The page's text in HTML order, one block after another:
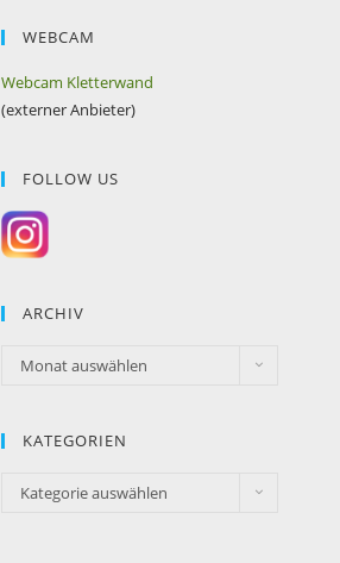
WEBCAM
Webcam Kletterwand
(externer Anbieter)
FOLLOW US
ARCHIV
Monat auswählen
KATEGORIEN
Kategorie auswählen